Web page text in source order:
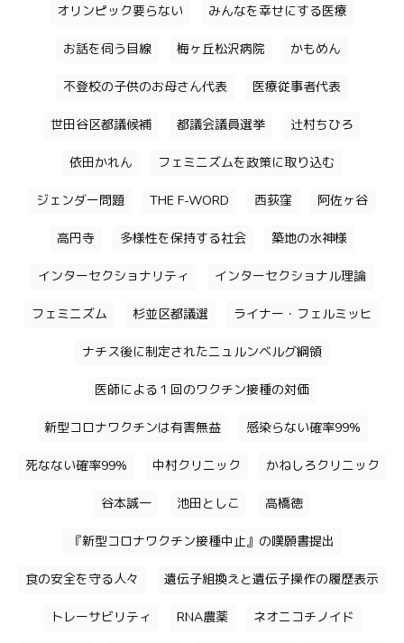
オリンピック要らない みんなを幸せにする医療
お話を伺う目線 梅ヶ丘松沢病院 かもめん
不登校の子供のお母さん代表 医療従事者代表
世田谷区都議候補 都議会議員選挙 辻村ちひろ
依田かれん フェミニズムを政策に取り込む
ジェンダー問題 THE F-WORD 西荻窪 阿佐ヶ谷
高円寺 多様性を保持する社会 築地の水神様
インターセクショナリティ インターセクショナル理論
フェミニズム 杉並区都議選 ライナー・フェルミッヒ
ナチス後に制定されたニュルンベルグ綱領
医師による１回のワクチン接種の対価
新型コロナワクチンは有害無益 感染らない確率99%
死なない確率99% 中村クリニック かねしろクリニック
谷本誠一 池田としこ 高橋徳
『新型コロナワクチン接種中止』の嘆願書提出
食の安全を守る人々 遺伝子組換えと遺伝子操作の履歴表示
トレーサビリティ RNA農薬 ネオニコチノイド